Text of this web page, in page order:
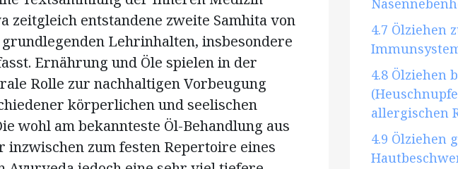
zeitgleich entstandene zweite Samhita von
Lehrinhalten, insbesondere
Ernährung und Öle spielen in der
Rolle zur nachhaltigen Vorbeugung
körperlichen und seelischen
wohl am bekannteste Öl-Behandlung aus
zum festen Repertoire eines
4.7 Ölziehen
4.8Ölziehen
allergischen
4.9 Ölziehen